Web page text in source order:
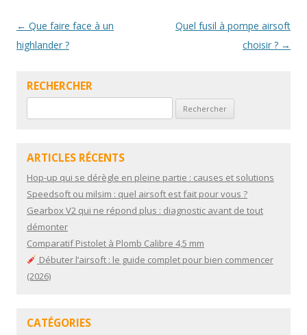
o
k
Navigation
des
← Que faire face à un
highlander ?
Quel fusil à pompe airsoft
choisir ? →
RECHERCHER
ARTICLES RÉCENTS
Hop-up qui se dérègle en pleine partie : causes et solutions
Speedsoft ou milsim : quel airsoft est fait pour vous ?
Gearbox V2 qui ne répond plus : diagnostic avant de tout
démonter
Comparatif Pistolet à Plomb Calibre 4,5 mm
Débuter l’airsoft : le guide complet pour bien commencer
(2026)
CATÉGORIES